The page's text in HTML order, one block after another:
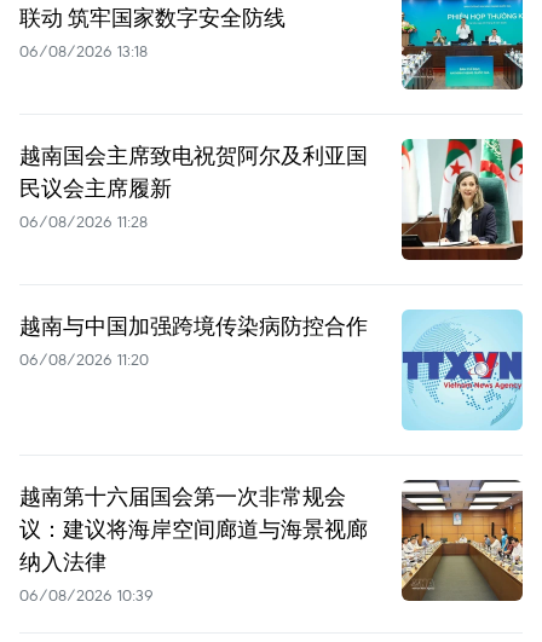
联动 筑牢国家数字安全防线
06/08/2026 13:18
越南国会主席致电祝贺阿尔及利亚国
民议会主席履新
06/08/2026 11:28
越南与中国加强跨境传染病防控合作
06/08/2026 11:20
越南第十六届国会第一次非常规会
议：建议将海岸空间廊道与海景视廊
纳入法律
06/08/2026 10:39